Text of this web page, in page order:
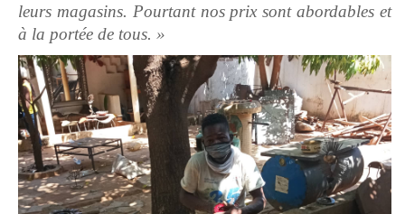
leurs magasins. Pourtant nos prix sont abordables et
à la portée de tous. »